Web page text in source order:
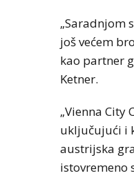
„Saradnjom
još većem
kao partner
Ketner.
„Vienna City
uključujući i
austrijska
istovremeno